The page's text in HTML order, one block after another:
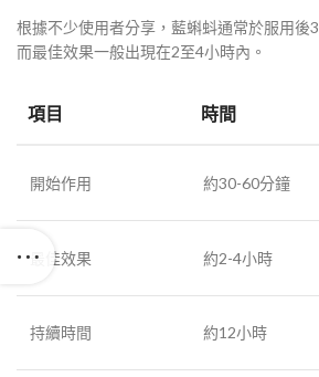
根據不少使用者分享，藍蝌蚪通常於服用後
而最佳效果一般出現在2至4小時內。
項目 時間
開始作用 約30-60分鐘
最佳效果 約2-4小時
持續時間 約12小時